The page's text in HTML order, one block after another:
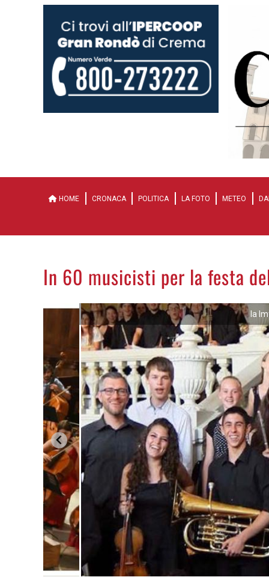
HOME CRONACA POLITICA LA FOTO METEO
In 60 musicisti per la festa
la